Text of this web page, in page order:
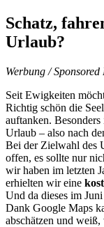
Schatz,
Urlaub?
Werbung / Sponsored
Seit Ewigkeiten
Richtig schön die
auftanken.
Urlaub – also nach
Bei der Zielwahl des
offen, es sollte nur
wir haben im letzten
erhielten wir eine
Und da dieses im
Dank Google Maps
abschätzen und